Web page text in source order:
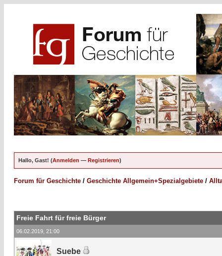
Hallo, Gast! (Anmelden — Registrieren)
Forum für Geschichte / Geschichte Allgemein+Spezialgebiete /
Freie Fahrt für freie Bürger
06.02.2019, 21:00
Suebe